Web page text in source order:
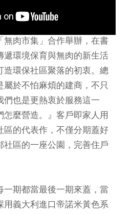
距離。
無肉市集」合作舉辦，在書
遞環境保育與無肉的新生活
造環保社區聚落的初衷。總
屬於不怕麻煩的建商，不只
們也是更熱衷於服務這一
怎麼營造。』客戶即家人用
區的代表作，不僅分期蓋好
社區的一座公園，完善住戶
一期都當最後一期來蓋，當
用義大利進口帝諾米黃色系